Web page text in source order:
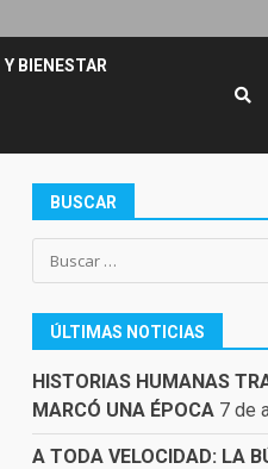
BIENESTAR
BUSCAR
Buscar:
ÚLTIMAS NOTICIAS
HISTORIAS HUMANAS
MARCÓ UNA ÉPOCA 7 de
A TODA VELOCIDAD: LA